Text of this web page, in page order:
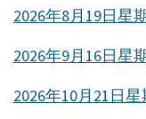
2026年8月19日星
2026年9月16日星
2026年10月21日